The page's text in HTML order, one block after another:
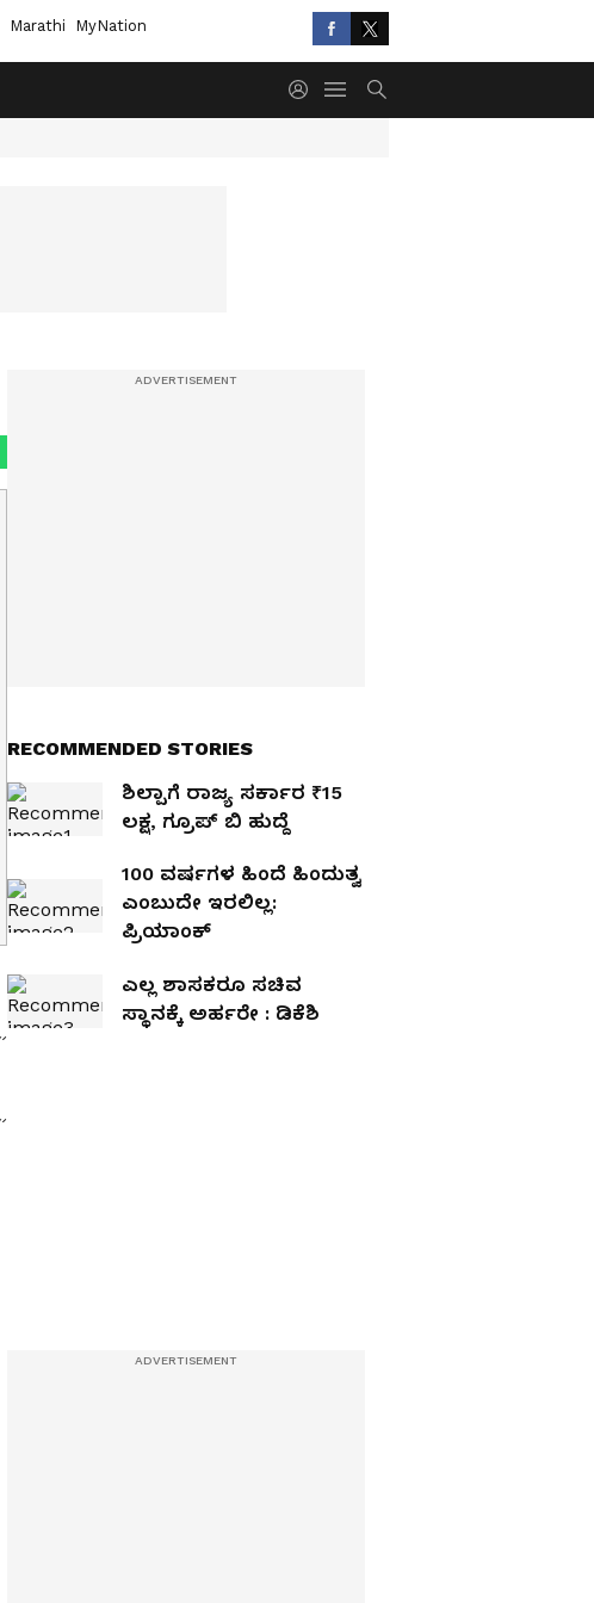
Marathi MyNation
RECOMMENDED STORIES
ಶಿಲ್ಪಾಗೆ ರಾಜ್ಯ ಸರ್ಕಾರ ₹15
ಲಕ್ಷ, ಗ್ರೂಪ್‌ ಬಿ ಹುದ್ದೆ
100 ವರ್ಷಗಳ ಹಿಂದೆ ಹಿಂದುತ್ವ
ಎಂಬುದೇ ಇರಲಿಲ್ಲ:
ಪ್ರಿಯಾಂಕ್‌
ಎಲ್ಲ ಶಾಸಕರೂ ಸಚಿವ
ಸ್ಥಾನಕ್ಕೆ ಅರ್ಹರೇ : ಡಿಕೆಶಿ